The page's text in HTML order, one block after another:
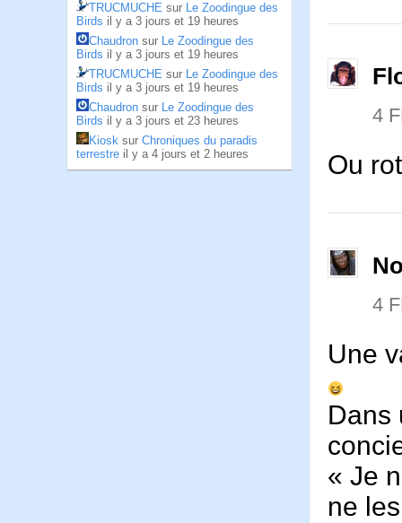
TRUCMUCHE sur Le Zoodingue des
Birds il y a 3 jours et 19 heures
Chaudron sur Le Zoodingue des
Birds il y a 3 jours et 19 heures
TRUCMUCHE sur Le Zoodingue des
Birds il y a 3 jours et 19 heures
Chaudron sur Le Zoodingue des
Birds il y a 3 jours et 23 heures
Kiosk sur Chroniques du paradis
terrestre il y a 4 jours et 2 heures
4
Ou
4
Une
Dans
« Je
ne